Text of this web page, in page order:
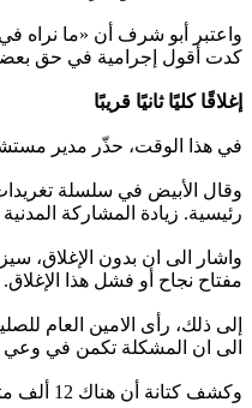
واعتبر أبو شرف أن «ما نراه
كدت أقول إجرامية في حق
إغلاقًا كليًا ثانيًا قريبًا
في هذا الوقت، حذّر مدير
وقال الأبيض في سلسلة
رئيسية. زيادة المشاركة
واشار الى ان بدون الإغلاق،
مفتاح نجاح أو فشل هذا الإغلاق.
إلى ذلك، رأى الامين العام
الى ان المشكلة تكمن في وعي
وكشف كتانة أن هناك 12 ألف متطوع من بينهم 4250 مسعفًا، بينما عدد الموظفين لا يتخطى الـ10 في المئة.